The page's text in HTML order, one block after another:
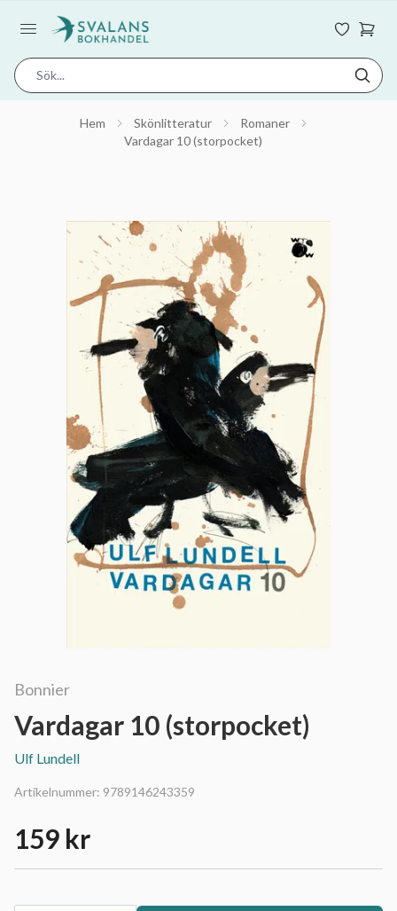
Hem Skönlitteratur
Romaner
Vardagar 10 (storpocket)
Bonnier
Vardagar 10 (storpocket)
Ulf Lundell
Artikelnummer: 9789146243359
159 kr